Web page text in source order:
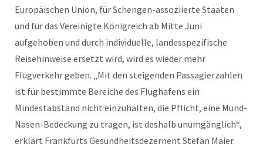
Europäischen Union, für Schengen-assoziierte Staaten
und für das Vereinigte Königreich ab Mitte Juni
aufgehoben und durch individuelle, landesspezifische
Reisehinweise ersetzt wird, wird es wieder mehr
Flugverkehr geben. „Mit den steigenden Passagierzahlen
ist für bestimmte Bereiche des Flughafens ein
Mindestabstand nicht einzuhalten, die Pflicht, eine Mund-
Nasen-Bedeckung zu tragen, ist deshalb unumgänglich“,
erklärt Frankfurts Gesundheitsdezernent Stefan Majer.